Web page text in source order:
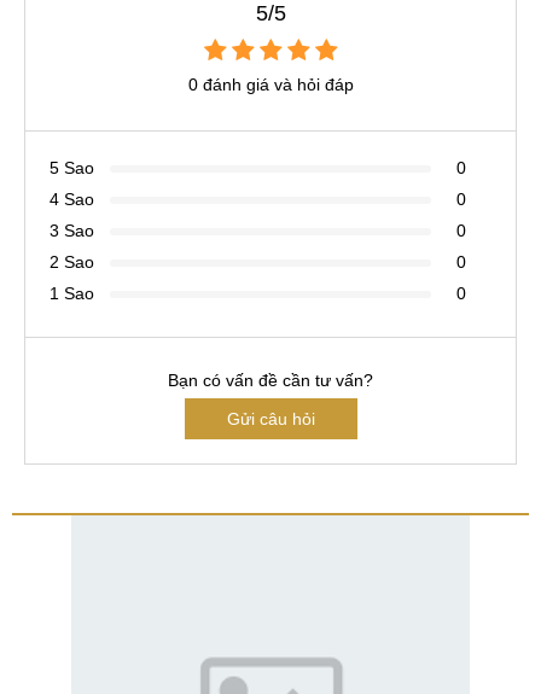
5/5
0 đánh giá và hỏi đáp
5 Sao
0
4 Sao
0
3 Sao
0
2 Sao
0
1 Sao
0
Bạn có vấn đề cần tư vấn?
Gửi câu hỏi